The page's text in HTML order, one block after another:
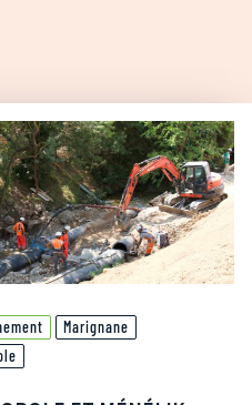
Marignane